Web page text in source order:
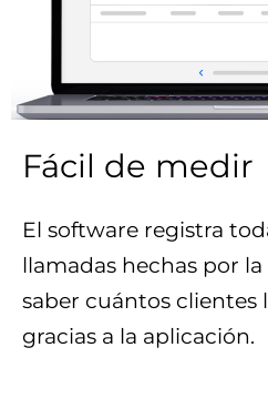
Fácil de medir
El software registra
llamadas hechas por
saber cuántos clientes
gracias a la aplicación.